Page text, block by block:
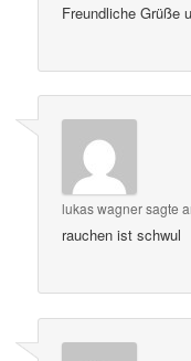
Freundliche Grüße
lukas wagnersagte
rauchen ist schwul